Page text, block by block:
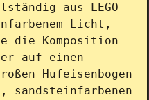
aus LEGO-
Licht,
die Komposition
auf einen
Hufeisenbogen
sandsteinfarbenen